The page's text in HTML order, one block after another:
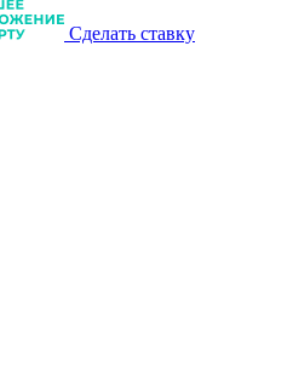
Сделать ставку